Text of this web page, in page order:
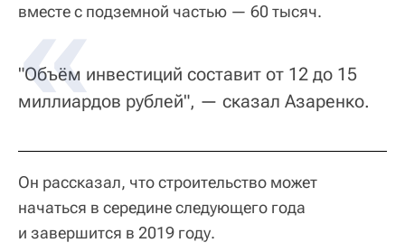
вместе с подземной частью — 60 тысяч.
"Объём инвестиций составит от 12 до 15
миллиардов рублей", — сказал Азаренко.
Он рассказал, что строительство может
начаться в середине следующего года
и завершится в 2019 году.